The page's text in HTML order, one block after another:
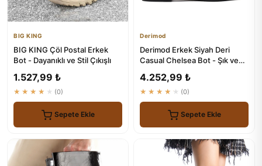
BIG KING
BIG KING Çöl Postal Erkek
Bot - Dayanıklı ve Stil Çıkışlı
1.527,99 ₺
★★★★★ (0)
Sepete Ekle
Derimod
Derimod Erkek Siyah Deri
Casual Chelsea Bot - Şık ve
4.252,99 ₺
★★★★★ (0)
Sepete Ekle